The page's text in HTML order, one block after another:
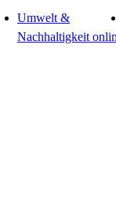
Umwelt &
Nachhaltigkeit